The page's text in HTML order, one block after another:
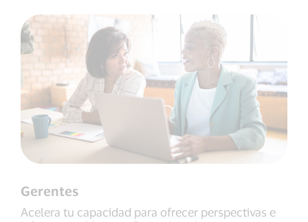
Gerentes
Acelera tu capacidad para ofrecer perspectivas e